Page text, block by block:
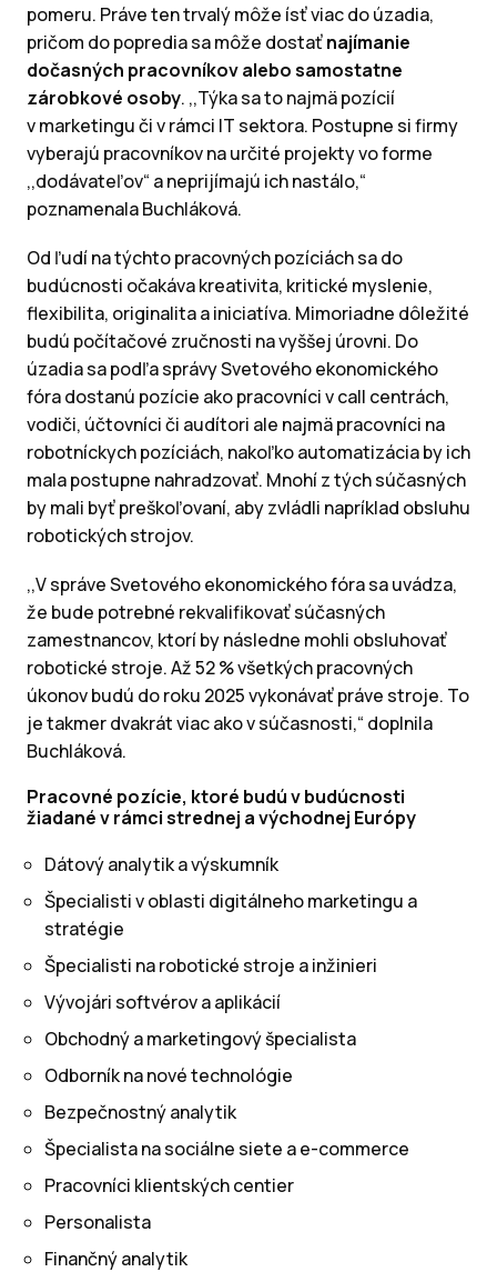
pomeru. Práve ten trvalý môže ísť viac do úzadia,
pričom do popredia sa môže dostaťnajímanie
dočasných pracovníkov alebo samostatne
zárobkové osoby. ,,Týka sa to najmä pozícií
v marketingu či v rámci IT sektora. Postupne si firmy
vyberajú pracovníkov na určité projekty vo forme
,,dodávateľov“ a neprijímajú ich nastálo,“
poznamenala Buchláková.
Od ľudí na týchto pracovných pozíciách sa do
budúcnosti očakáva kreativita, kritické myslenie,
flexibilita, originalita a iniciatíva. Mimoriadne dôležité
budú počítačové zručnosti na vyššej úrovni. Do
úzadia sa podľa správy Svetového ekonomického
fóra dostanú pozície ako pracovníci v call centrách,
vodiči, účtovníci či audítori ale najmä pracovníci na
robotníckych pozíciách, nakoľko automatizácia by ich
mala postupne nahradzovať. Mnohí z tých súčasných
by mali byť preškoľovaní, aby zvládli napríklad obsluhu
robotických strojov.
,,V správe Svetového ekonomického fóra sa uvádza,
že bude potrebné rekvalifikovať súčasných
zamestnancov, ktorí by následne mohli obsluhovať
robotické stroje. Až 52 % všetkých pracovných
úkonov budú do roku 2025 vykonávať práve stroje. To
je takmer dvakrát viac ako v súčasnosti,“ doplnila
Buchláková.
Pracovné pozície, ktoré budú v budúcnosti
žiadané v rámci strednej a východnej Európy
Dátový analytik a výskumník
Špecialisti v oblasti digitálneho marketingu a
stratégie
Špecialisti na robotické stroje a inžinieri
Vývojári softvérov a aplikácií
Obchodný a marketingový špecialista
Odborník na nové technológie
Bezpečnostný analytik
Špecialista na sociálne siete a e-commerce
Pracovníci klientských centier
Personalista
Finančný analytik